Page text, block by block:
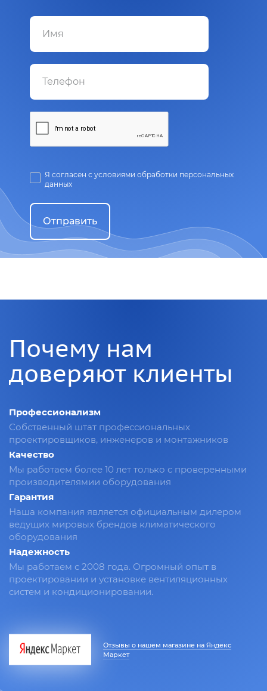
Я согласен с условиями обработки персональных
данных
Отправить
Почему нам
доверяют клиенты
Профессионализм
Собственный штат профессиональных
проектировщиков, инженеров и монтажников
Качество
Мы работаем более 10 лет только с проверенными
производителямии оборудования
Гарантия
Наша компания является официальным дилером
ведущих мировых брендов климатического
оборудования
Надежность
Мы работаем с 2008 года. Огромный опыт в
проектировании и установке вентиляционных
систем и кондиционировании.
Отзывы о нашем магазине на Яндекс
Маркет